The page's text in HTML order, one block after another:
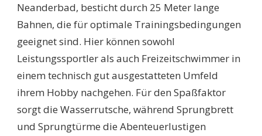
Neanderbad, besticht durch 25 Meter lange
Bahnen, die für optimale Trainingsbedingungen
geeignet sind. Hier können sowohl
Leistungssportler als auch Freizeitschwimmer in
einem technisch gut ausgestatteten Umfeld
ihrem Hobby nachgehen. Für den Spaßfaktor
sorgt die Wasserrutsche, während Sprungbrett
und Sprungtürme die Abenteuerlustigen